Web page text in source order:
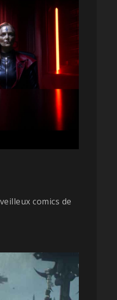
comics de